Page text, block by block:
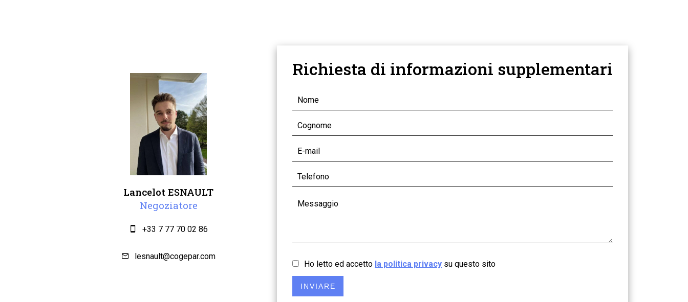
Lancelot ESNAULT
Negoziatore
+33 7 77 70 02 86
lesnault@cogepar.com
Richiesta di informazioni supplementari
Ho letto ed accetto la politica privacy su questo sito
INVIARE